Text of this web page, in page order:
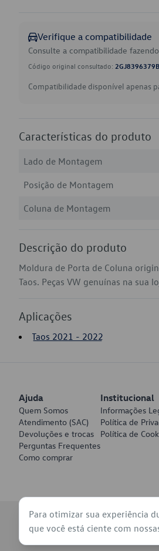
Verifique a compatibilidade
Consulte a compatibilidade
Código original consultado:
Compatibilidade disponível apenas
Características do produto
Lado de Montagem
Posição de Montagem
Coluna de Montagem
Descrição do produto
Moldura de Porta de Coluna
Taos. Peças VW genuínas na sua
Aplicações
Taos 2021 - 2022
Ajuda
Quem Somos
Atendimento (SAC)
Devoluções e trocas
Perguntas Frequentes
Como comprar
Institucional
Informações
Política de
Política de
© 2026 - Volkswagen do Brasil -
Para otimizar sua experiência
que você está ciente com